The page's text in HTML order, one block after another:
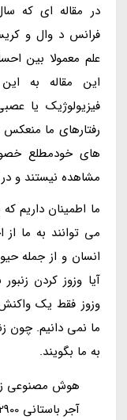
فرانس د وال و
علم معمولا بین
این مقاله به
فیزیولوژیک یا
رفتارهای ما
های خودمطلع
مشاهده نیستند و
ما اطمینان داریم
می توانند به ما
انسان و از جمله
آیا وزوز کردن
وزوز فقط یک
ما نمی دانیم. چون
به ما بگویند.
هوش مصنوعی
آجر باستانی 2900 ساله که معلوم شد کپسول زمان است!